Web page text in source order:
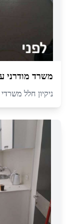
משרד מודרני
ניקיון חלל